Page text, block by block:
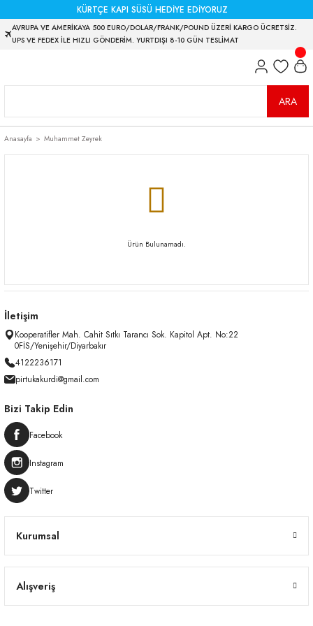
KÜRTÇE KAPI SÜSÜ HEDİYE EDİYORUZ
AVRUPA VE AMERİKAYA 500 EURO/DOLAR/FRANK/POUND ÜZERİ KARGO ÜCRETSİZ.
UPS VE FEDEX İLE HIZLI GÖNDERİM. YURTDIŞI 8-10 GÜN TESLİMAT
ARA
Anasayfa Muhammet Zeyrek
Ürün Bulunamadı.
İletişim
Kooperatifler Mah. Cahit Sıtkı Tarancı Sok. Kapitol Apt. No:22
0FİS/Yenişehir/Diyarbakır
4122236171
pirtukakurdi@gmail.com
Kurumsal
Alışveriş
Bizi Takip Edin
Facebook
Instagram
Twitter